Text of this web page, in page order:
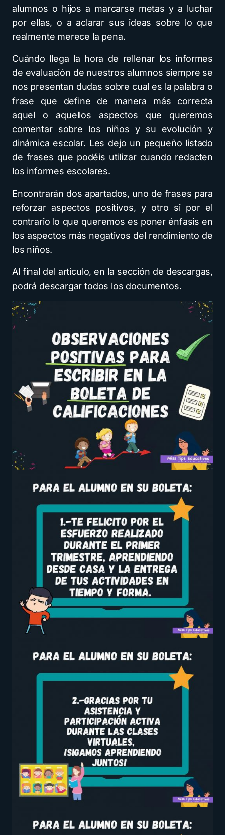
alumnos o hijos a marcarse metas y a luchar
por ellas, o a aclarar sus ideas sobre lo que
realmente merece la pena.
Cuándo llega la hora de rellenar los informes
de evaluación de nuestros alumnos siempre se
nos presentan dudas sobre cual es la palabra o
frase que define de manera más correcta
aquel o aquellos aspectos que queremos
comentar sobre los niños y su evolución y
dinámica escolar. Les dejo un pequeño listado
de frases que podéis utilizar cuando redacten
los informes escolares.
Encontrarán dos apartados, uno de frases para
reforzar aspectos positivos, y otro si por el
contrario lo que queremos es poner énfasis en
los aspectos más negativos del rendimiento de
los niños.
Al final del artículo, en la sección de descargas,
podrá descargar todos los documentos.